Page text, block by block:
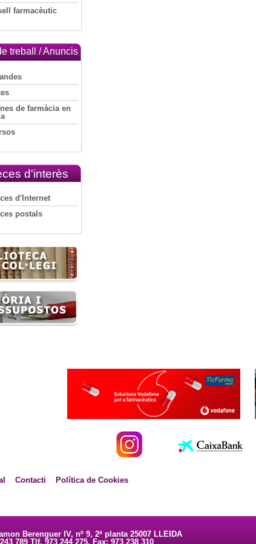
farmacèutic
treball / Anuncis
de farmàcia en
d'interès
d'Internet
postals
Contacti Política de Cookies
Berenguer IV, nº 9, 2ª planta 25007 LLEIDA
789 Tlf. 973 244 275. Fax: 973 238 310